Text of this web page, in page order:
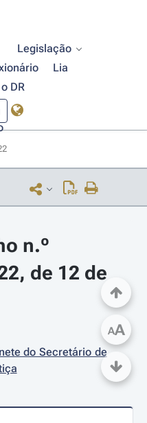
Legislação
Lia
DR
n.º
de 12 de
do Secretário de
AA